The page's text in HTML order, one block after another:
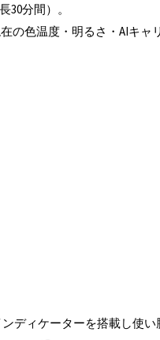
30分間）。
の色温度・明るさ・AIキャ
ディケーターを搭載し使